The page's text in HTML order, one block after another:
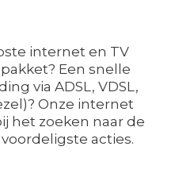
internet en TV
Een snelle
via ADSL, VDSL,
Onze internet
het zoeken naar de
acties.